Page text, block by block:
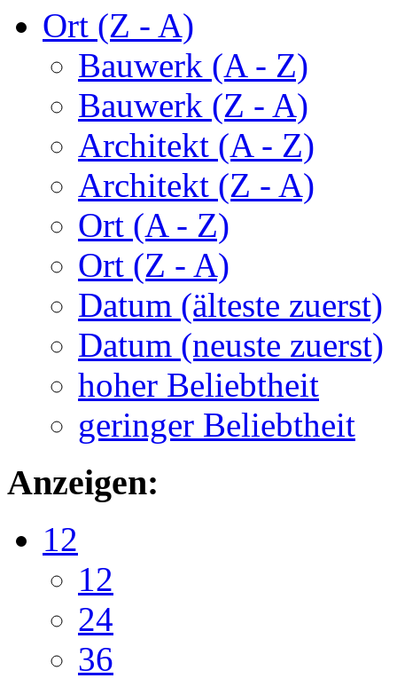
Ort (Z - A)
Bauwerk (A - Z)
Bauwerk (Z - A)
Architekt (A - Z)
Architekt (Z - A)
Ort (A - Z)
Ort (Z - A)
Datum (älteste zuerst)
Datum (neuste zuerst)
hoher Beliebtheit
geringer Beliebtheit
Anzeigen:
12
12
24
36